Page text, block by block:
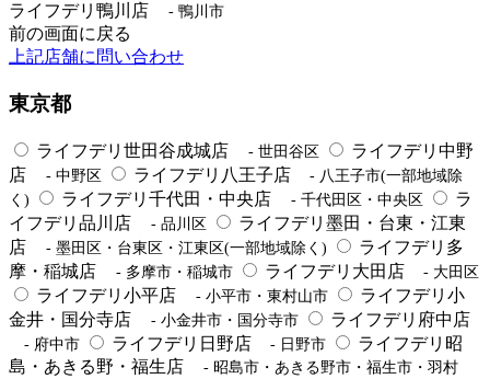
ライフデリ鴨川店 - 鴨川市
前の画面に戻る
上記店舗に問い合わせ
東京都
ライフデリ世田谷成城店 - 世田谷区
ライフデリ中野
店
- 中野区 ライフデリ八王子店
- 八王子市(一部地域除
く)
ライフデリ千代田・中央店 - 千代田区・中央区
ラ
イフデリ品川店
- 品川区
ライフデリ墨田・台東・江東
店
- 墨田区・台東区・江東区(一部地域除く)
ライフデリ多
摩・稲城店
- 多摩市・稲城市 ライフデリ大田店 - 大田区
ライフデリ小平店 - 小平市・東村山市
ライフデリ小
金井・国分寺店
- 小金井市・国分寺市 ライフデリ府中店
- 府中市 ライフデリ日野店 - 日野市
ライフデリ昭
島・あきる野・福生店
- 昭島市・あきる野市・福生市・羽村